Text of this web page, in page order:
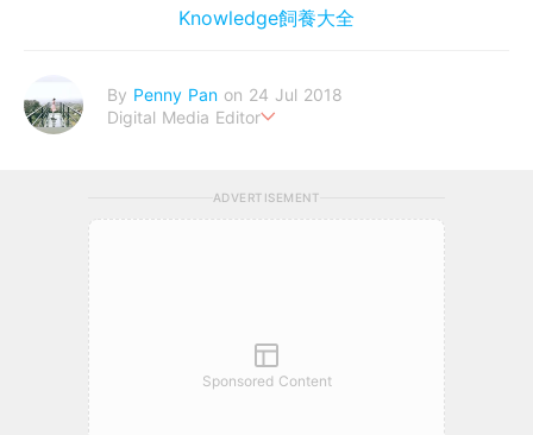
Knowledge飼養大全
By Penny Pan on 24 Jul 2018
Digital Media Editor
ADVERTISEMENT
Sponsored Content